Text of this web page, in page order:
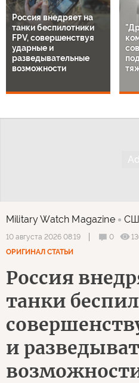
Россия внедряет на
танки беспилотники
FPV, совершенствуя
ударные и
разведывательные
возможности
Military Watch Magazine
10 августа 2026 08:19 0
ОРИГИНАЛ СТАТЬИ
Россия
танки
и